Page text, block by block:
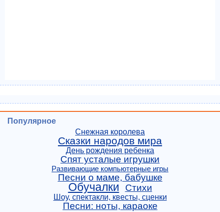
Популярное
Снежная королева
Сказки народов мира
День рождения ребенка
Спят усталые игрушки
Развивающие компьютерные игры
Песни о маме, бабушке
Обучалки Стихи
Шоу, спектакли, квесты, сценки
Песни: ноты, караоке